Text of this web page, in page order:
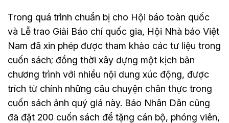
Trong quá trình chuẩn bị cho Hội báo toàn quốc
và Lễ trao Giải Báo chí quốc gia, Hội Nhà báo Việt
Nam đã xin phép được tham khảo các tư liệu trong
cuốn sách; đồng thời xây dựng một kịch bản
chương trình với nhiều nội dung xúc động, được
trích từ chính những câu chuyện chân thực trong
cuốn sách ảnh quý giá này. Báo Nhân Dân cũng
đã đặt 200 cuốn sách để tặng cán bộ, phóng viên,